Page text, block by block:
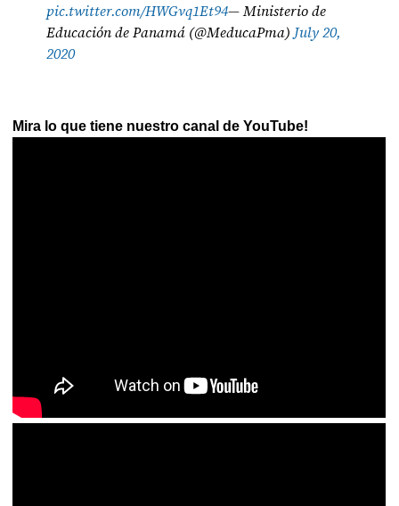
pic.twitter.com/HWGvq1Et94— Ministerio de
Educación de Panamá (@MeducaPma) July 20,
2020
Mira lo que tiene nuestro canal de YouTube!